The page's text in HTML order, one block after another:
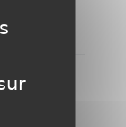
brillant